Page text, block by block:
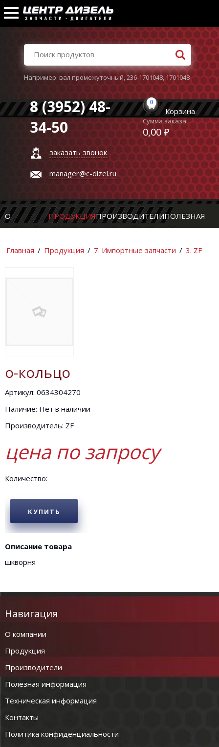
Например:вал промежуточный,236-1701048,1701048
8 (3952) 48-
34-50
заказать звонок
manager@c-dizel.ru
0
Корзина
Сумма заказа:
0,00 ₽
О ПРОДУКЦИЯПРОИЗВОДИТЕЛИПОЛЕЗНАЯ
Главная / Продукция / 7. Импортные запчасти / 3. ZF
о-кольцо
Артикул: 0634304270
Наличие: Нет в наличии
Производитель: ZF
цена по запросу
Количество:
КУПИТЬ
Описание товара
шкворня
Навигация
О компании
Продукция
Производители
Полезная информация
Техническая информация
Контакты
Политика конфиденциальности